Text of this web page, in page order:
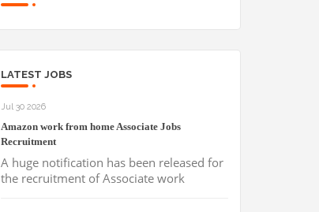
LATEST JOBS
Jul 30 2026
Amazon work from home Associate Jobs
Recruitment
A huge notification has been released for
the recruitment of Associate work